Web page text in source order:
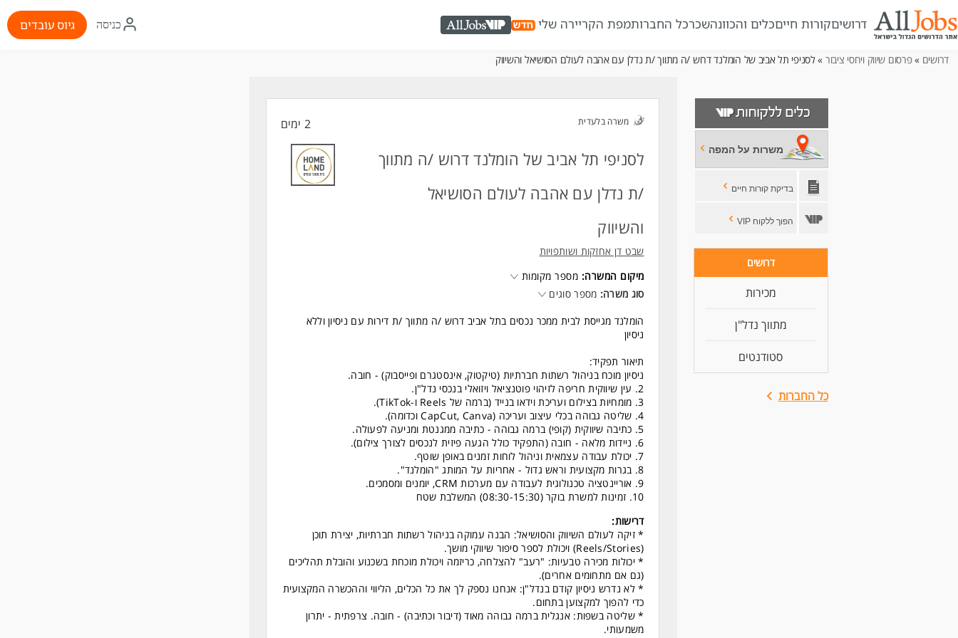
דרושיםקורות חייםכלים והכוונהשכרכל החברותמפת הקריירה שלי AllJobs VIP
איקון
התחברות
כניסה גיוס עובדים
דרושים »פרסום שיווק ויחסי ציבור » לסניפי תל אביב של הומלנד דרוש /ה מתווך /ת נדלן עם אהבה לעולם הסושיאל והשיווק
משרות על המפה
בדיקת קורות חיים
הפוך ללקוח VIP
דרושים
מכירות
מתווך נדל"ן
סטודנטים
כל החברות
משרה בלעדית 2 ימים
לסניפי תל אביב של הומלנד דרוש /ה מתווך
/ת נדלן עם אהבה לעולם הסושיאל
והשיווק
שבט דן אחזקות ושותפויות
מיקום המשרה: מספר מקומות
סוג משרה: מספר סוגים
הומלנד מגייסת לבית ממכר נכסים בתל אביב דרוש /ה מתווך /ת דירות עם ניסיון וללא
ניסיון
תיאור תפקיד:
ניסיון מוכח בניהול רשתות חברתיות (טיקטוק, אינסטגרם ופייסבוק) - חובה.
2. עין שיווקית חריפה לזיהוי פוטנציאל ויזואלי בנכסי נדל"ן.
3. מומחיות בצילום ועריכת וידאו בנייד (ברמה של Reels ו-TikTok).
4. שליטה גבוהה בכלי עיצוב ועריכה (CapCut, Canva וכדומה).
5. כתיבה שיווקית (קופי) ברמה גבוהה - כתיבה ממגנטת ומניעה לפעולה.
6. ניידות מלאה - חובה (התפקיד כולל הגעה פיזית לנכסים לצורך צילום).
7. יכולת עבודה עצמאית וניהול לוחות זמנים באופן שוטף.
8. בגרות מקצועית וראש גדול - אחריות על המותג "הומלנד".
9. אוריינטציה טכנולוגית לעבודה עם מערכות CRM, יומנים ומסמכים.
10. זמינות למשרת בוקר (08:30-15:30) המשלבת שטח
דרישות:
* זיקה לעולם השיווק והסושיאל: הבנה עמוקה בניהול רשתות חברתיות, יצירת תוכן
(Reels/Stories) ויכולת לספר סיפור שיווקי מושך.
* יכולות מכירה טבעיות: "רעב" להצלחה, כריזמה ויכולת מוכחת בשכנוע והובלת תהליכים
(גם אם מתחומים אחרים).
* לא נדרש ניסיון קודם בנדל"ן: אנחנו נספק לך את כל הכלים, הליווי וההכשרה המקצועית
כדי להפוך למקצוען בתחום.
* שליטה בשפות: אנגלית ברמה גבוהה מאוד (דיבור וכתיבה) - חובה. צרפתית - יתרון
משמעותי.